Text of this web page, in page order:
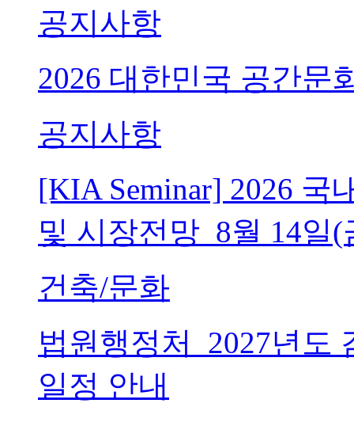
공지사항
2026 대한민국 공간문
공지사항
[KIA Seminar] 2026 국
및 시장전망_8월 14일(
건축/문화
법원행정처_2027년도
일정 안내